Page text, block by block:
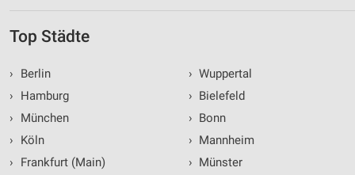
Top Städte
›
Berlin
›
Hamburg
›
München
›
Köln
›
Frankfurt (Main)
› Wuppertal
› Bielefeld
› Bonn
› Mannheim
› Münster